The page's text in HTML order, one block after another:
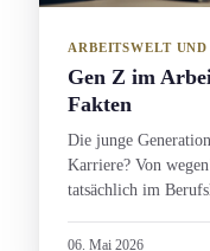
ARBEITSWELT UND
Gen Z im
Fakten
Die junge
Karriere? Von
tatsächlich im
06. Mai 2026